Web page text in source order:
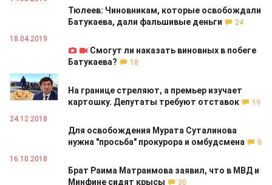
Тюлеев: Чиновникам, которые освобождали
Батукаева, дали фальшивые деньги
24
18.04.2019
Смогут ли наказать виновных в побеге
Батукаева?
18
20.03.2019
На границе стреляют, а премьер изучает
картошку. Депутаты требуют отставок
19
24.12.2018
Для освобождения Мурата Суталинова
нужна "просьба" прокурора и омбудсмена
9
16.10.2018
Брат Раима Матраимова заявил, что в МВД и
Минфине сидят крысы
30